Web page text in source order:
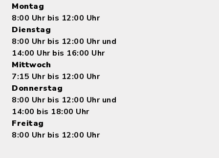
Montag
8:00 Uhr bis 12:00 Uhr
Dienstag
8:00 Uhr bis 12:00 Uhr und
14:00 Uhr bis 16:00 Uhr
Mittwoch
7:15 Uhr bis 12:00 Uhr
Donnerstag
8:00 Uhr bis 12:00 Uhr und
14:00 bis 18:00 Uhr
Freitag
8:00 Uhr bis 12:00 Uhr